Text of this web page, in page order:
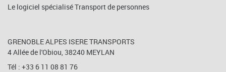
Le logiciel spécialisé Transport de personnes
GRENOBLE ALPES ISERE TRANSPORTS
4 Allée de l'Obiou, 38240 MEYLAN
Tél : +33 6 11 08 81 76